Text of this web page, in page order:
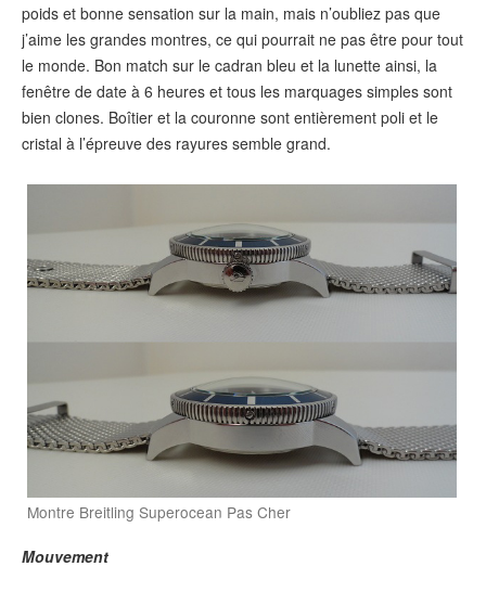
poids et bonne sensation sur la main, mais n’oubliez pas que
j’aime les grandes montres, ce qui pourrait ne pas être pour tout
le monde. Bon match sur le cadran bleu et la lunette ainsi, la
fenêtre de date à 6 heures et tous les marquages simples sont
bien clones. Boîtier et la couronne sont entièrement poli et le
cristal à l’épreuve des rayures semble grand.
Montre Breitling Superocean Pas Cher
Mouvement